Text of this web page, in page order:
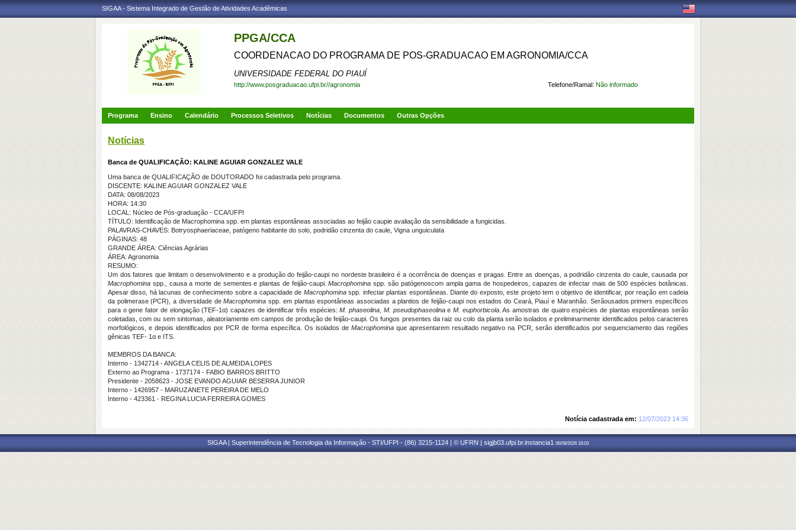
SIGAA - Sistema Integrado de Gestão de Atividades Acadêmicas
PPGA/CCA
COORDENACAO DO PROGRAMA DE POS-GRADUACAO EM AGRONOMIA/CCA
UNIVERSIDADE FEDERAL DO PIAUÍ
Telefone/Ramal: Não informado
http://www.posgraduacao.ufpi.br//agronomia
Programa Ensino Calendário Processos Seletivos Notícias Documentos Outras Opções
Notícias
Banca de QUALIFICAÇÃO: KALINE AGUIAR GONZALEZ VALE
Uma banca de QUALIFICAÇÃO de DOUTORADO foi cadastrada pelo programa.
DISCENTE: KALINE AGUIAR GONZALEZ VALE
DATA: 08/08/2023
HORA: 14:30
LOCAL: Núcleo de Pós-graduação - CCA/UFPI
TÍTULO: Identificação de Macrophomina spp. em plantas espontâneas associadas ao feijão caupie avaliação da sensibilidade a fungicidas.
PALAVRAS-CHAVES: Botryosphaeriaceae, patógeno habitante do solo, podridão cinzenta do caule, Vigna unguiculata
PÁGINAS: 48
GRANDE ÁREA: Ciências Agrárias
ÁREA: Agronomia
RESUMO:
Um dos fatores que limitam o desenvolvimento e a produção do feijão-caupi no nordeste brasileiro é a ocorrência de doenças e pragas. Entre as doenças, a podridão cinzenta do caule, causada por
Macrophomina spp., causa a morte de sementes e plantas de feijão-caupi.Macrophominaspp. são patógenoscom ampla gama de hospedeiros, capazes de infectar mais de 500 espécies botânicas.
Apesar disso, há lacunas de conhecimento sobre a capacidade de Macrophominaspp. infectar plantas espontâneas. Diante do exposto, este projeto tem o objetivo de identificar, por reação em cadeia
da polimerase (PCR), a diversidade deMacrophominaspp. em plantas espontâneas associadas a plantios de feijão-caupi nos estados do Ceará, Piauí e Maranhão. Serãousados primers específicos
para o gene fator de elongação (TEF-1α) capazes de identificar três espécies:M. phaseolina M. pseudophaseolinaeM. euphorbicola. As amostras de quatro espécies de plantas espontâneas serão
coletadas, com ou sem sintomas, aleatoriamente em campos de produção de feijão-caupi. Os fungos presentes da raiz ou colo da planta serão isolados e preliminarmente identificados pelos caracteres
morfológicos, e depois identificados por PCR de forma específica. Os isolados de Macrophominaque apresentarem resultado negativo na PCR, serão identificados por sequenciamento das regiões
gênicas TEF- 1α e ITS.
MEMBROS DA BANCA:
Interno - 1342714 - ANGELA CELIS DE ALMEIDA LOPES
Externo ao Programa - 1737174 - FABIO BARROS BRITTO
Presidente - 2058623 - JOSE EVANDO AGUIAR BESERRA JUNIOR
Interno - 1426957 - MARUZANETE PEREIRA DE MELO
Interno - 423361 - REGINA LUCIA FERREIRA GOMES
Notícia cadastrada em: 12/07/2023 14:36
SIGAA | Superintendência de Tecnologia da Informação - STI/UFPI - (86) 3215-1124 | © UFRN | sigjb03.ufpi.br.instancia1 06/08/2026 16:03